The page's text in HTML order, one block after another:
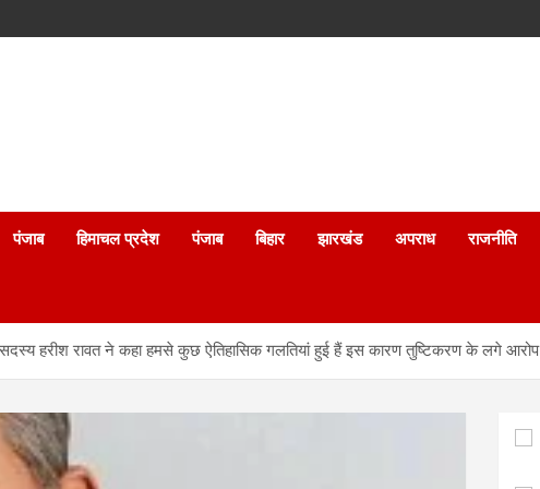
पंजाब हिमाचल प्रदेश पंजाब बिहार झारखंड अपराध राजनीति
हरीश रावत ने कहा हमसे कुछ ऐतिहासिक गलतियां हुई हैं इस कारण तुष्टिकरण के लगे आरोप